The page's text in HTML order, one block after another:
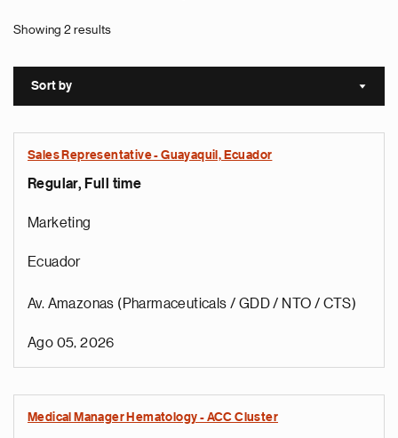
Showing 2 results
Sort by Sort
Sales Representative - Guayaquil, Ecuador
Regular, Full time
Marketing
Ecuador
Av. Amazonas (Pharmaceuticals / GDD / NTO / CTS)
Ago 05, 2026
Medical Manager Hematology - ACC Cluster